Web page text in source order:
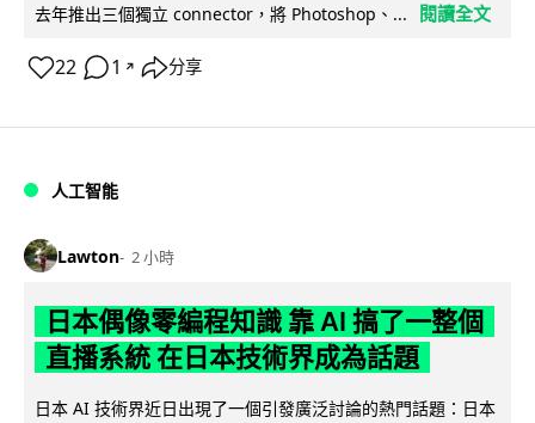
去年推出三個獨立 connector，將 Photoshop、...
閱讀全文
22 1 ↗ 分享
人工智能
Lawton 2 小時
日本偶像零編程知識 靠 AI 搞了一整個
直播系統 在日本技術界成為話題
日本 AI 技術界近日出現了一個引發廣泛討論的熱門話題：日本